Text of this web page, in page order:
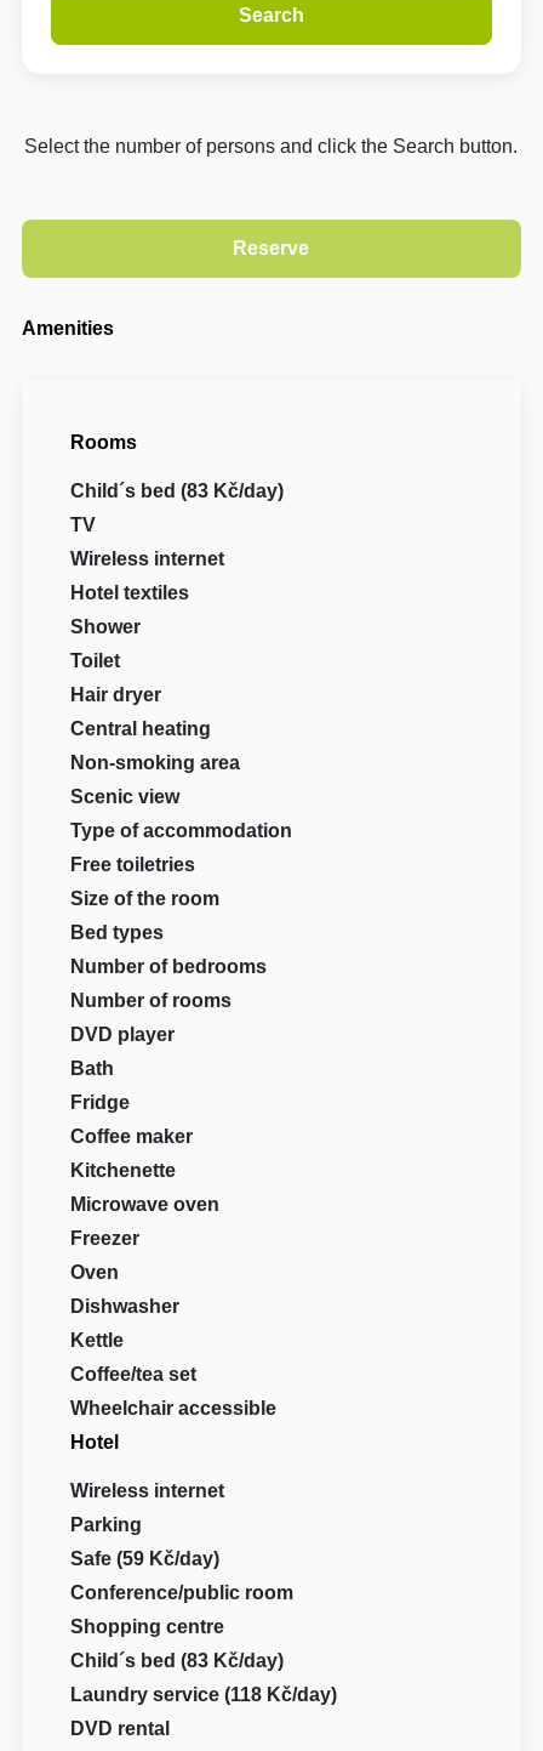
Search
Select the number of persons and click the Search button.
Amenities
Rooms
Child´s bed (83 Kč/day)
TV
Wireless internet
Hotel textiles
Shower
Toilet
Hair dryer
Central heating
Non-smoking area
Scenic view
Type of accommodation
Free toiletries
Size of the room
Bed types
Number of bedrooms
Number of rooms
DVD player
Bath
Fridge
Coffee maker
Kitchenette
Microwave oven
Freezer
Oven
Dishwasher
Kettle
Coffee/tea set
Wheelchair accessible
Hotel
Wireless internet
Parking
Safe (59 Kč/day)
Conference/public room
Shopping centre
Child´s bed (83 Kč/day)
Laundry service (118 Kč/day)
DVD rental